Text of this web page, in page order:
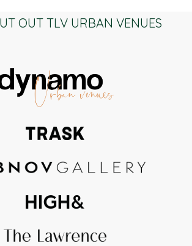
OUT TLV URBAN VENUES